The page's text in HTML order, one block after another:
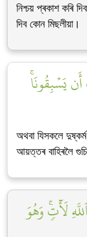
নিশ্চয় প্ৰকাশ কৰি
দিব কোন মিছলীয়া।
يَسۡبِقُونَاۚ
অথবা যিসকলে
আয়ত্তৰ বাহিৰলৈ
لَأٓتٖۚ وَهُوَ